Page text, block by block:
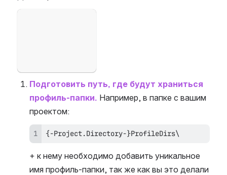
Подготовить путь, где будут храниться
профиль-папки. Например, в папке с вашим
проектом:
{-Project.Directory-}ProfileDirs\
+ к нему необходимо добавить уникальное
имя профиль-папки, так же как вы это делали